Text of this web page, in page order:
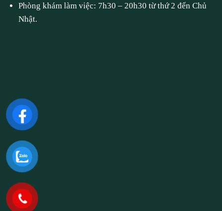
Phòng khám làm việc: 7h30 – 20h30 từ thứ 2 đến Chủ
Nhật.